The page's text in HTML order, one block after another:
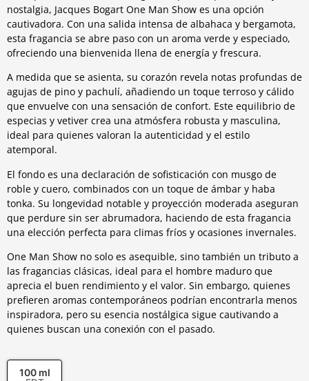
nostalgia, Jacques Bogart One Man Show es una opción
cautivadora. Con una salida intensa de albahaca y bergamota,
esta fragancia se abre paso con un aroma verde y especiado,
ofreciendo una bienvenida llena de energía y frescura.
A medida que se asienta, su corazón revela notas profundas de
agujas de pino y pachulí, añadiendo un toque terroso y cálido
que envuelve con una sensación de confort. Este equilibrio de
especias y vetiver crea una atmósfera robusta y masculina,
ideal para quienes valoran la autenticidad y el estilo
atemporal.
El fondo es una declaración de sofisticación con musgo de
roble y cuero, combinados con un toque de ámbar y haba
tonka. Su longevidad notable y proyección moderada aseguran
que perdure sin ser abrumadora, haciendo de esta fragancia
una elección perfecta para climas fríos y ocasiones invernales.
One Man Show no solo es asequible, sino también un tributo a
las fragancias clásicas, ideal para el hombre maduro que
aprecia el buen rendimiento y el valor. Sin embargo, quienes
prefieren aromas contemporáneos podrían encontrarla menos
inspiradora, pero su esencia nostálgica sigue cautivando a
quienes buscan una conexión con el pasado.
100 ml